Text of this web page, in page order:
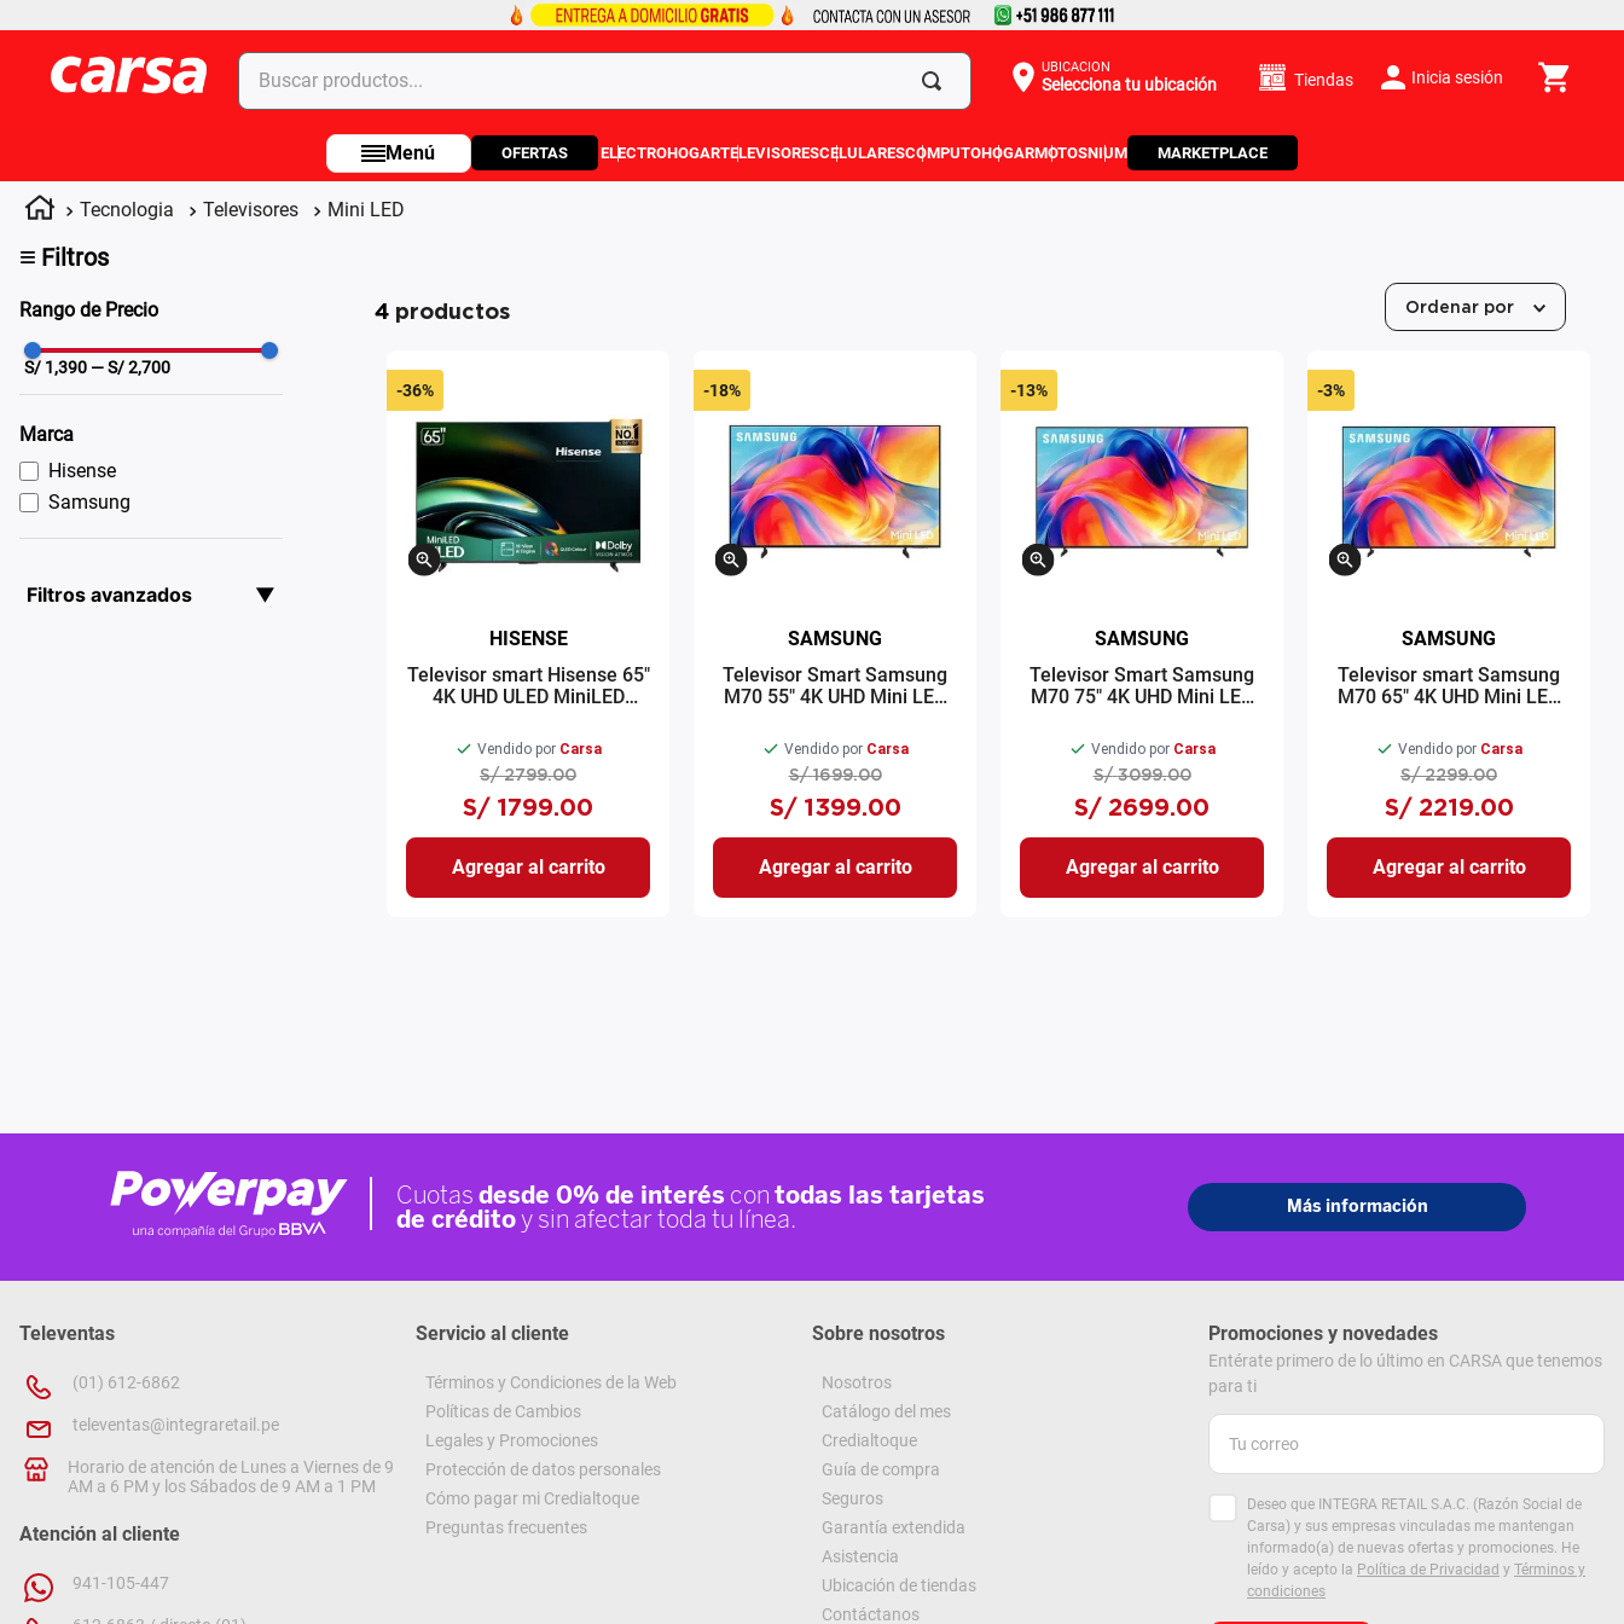
Buscar productos... UBICACIÓN
Selecciona tu ubicación Tiendas Inicia sesión
OFERTAS ELECTROHOGARTELEVISORESCELULARESCOMPUTOHOGARMOTOSNIUM MARKETPLACE
Tecnologia Televisores Mini LED
≡ Filtros
Rango de Precio
S/ 1,390 — S/2,700
Marca
Hisense
Samsung
Filtros avanzados ▼
4 productos Ordenar por
-36%
HISENSE
Televisor smart Hisense 65"
4K UHD ULED MiniLED
Vendido por Carsa
S/ 2799.00
S/ 1799.00
Agregar al carrito
-18%
SAMSUNG
Televisor Smart Samsung
M70 55" 4K UHD Mini LED
UN55M70HAGXPE
Vendido por Carsa
S/ 1699.00
S/ 1399.00
Agregar al carrito
-13%
SAMSUNG
Televisor Smart Samsung
M70 75" 4K UHD Mini LED
UN75M70HAGXPE
Vendido por Carsa
S/ 3099.00
S/ 2699.00
Agregar al carrito
-3%
SAMSUNG
Televisor smart Samsung
M70 65" 4K UHD Mini LED
UN65M70HAGXPE
Vendido por Carsa
S/ 2299.00
S/ 2219.00
Agregar al carrito
Televentas
(01) 612-6862
televentas@integraretail.pe
Horario de atención de Lunes a Viernes de 9
AM a 6 PM y los Sábados de 9 AM a 1 PM
Atención al cliente
941-105-447
Servicio al cliente
Términos y Condiciones de la Web
Políticas de Cambios
Legales y Promociones
Protección de datos personales
Cómo pagar mi Credialtoque
Preguntas frecuentes
Sobre nosotros
Nosotros
Catálogo del mes
Credialtoque
Guía de compra
Seguros
Garantía extendida
Asistencia
Ubicación de tiendas
Contáctanos
Promociones y novedades
Entérate primero de lo último en CARSA que tenemos
para ti
Deseo que INTEGRA RETAIL S.A.C. (Razón Social de
Carsa) y sus empresas vinculadas me mantengan
informado(a) de nuevas ofertas y promociones. He
leído y acepto la Política de Privacidad y Términos y
condiciones
Términos más buscados
1.
celulares